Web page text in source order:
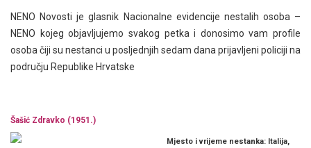
NENO Novosti je glasnik Nacionalne evidencije nestalih osoba –
NENO kojeg objavljujemo svakog petka i donosimo vam profile
osoba čiji su nestanci u posljednjih sedam dana prijavljeni policiji na
području Republike Hrvatske
Šašić Zdravko (1951.)
Mjesto i vrijeme nestanka: Italija,